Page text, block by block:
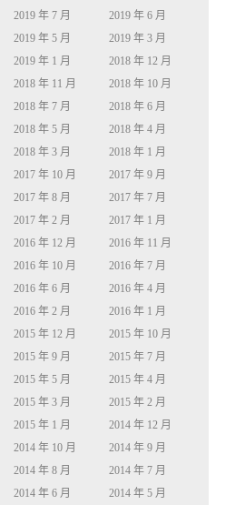
2019 年 7 月
2019 年 6 月
2019 年 5 月
2019 年 3 月
2019 年 1 月
2018 年 12 月
2018 年 11 月
2018 年 10 月
2018 年 7 月
2018 年 6 月
2018 年 5 月
2018 年 4 月
2018 年 3 月
2018 年 1 月
2017 年 10 月
2017 年 9 月
2017 年 8 月
2017 年 7 月
2017 年 2 月
2017 年 1 月
2016 年 12 月
2016 年 11 月
2016 年 10 月
2016 年 7 月
2016 年 6 月
2016 年 4 月
2016 年 2 月
2016 年 1 月
2015 年 12 月
2015 年 10 月
2015 年 9 月
2015 年 7 月
2015 年 5 月
2015 年 4 月
2015 年 3 月
2015 年 2 月
2015 年 1 月
2014 年 12 月
2014 年 10 月
2014 年 9 月
2014 年 8 月
2014 年 7 月
2014 年 6 月
2014 年 5 月